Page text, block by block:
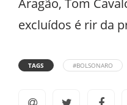
Aragão, Tom
excluídos é rir da
TAGS #BOLSONARO